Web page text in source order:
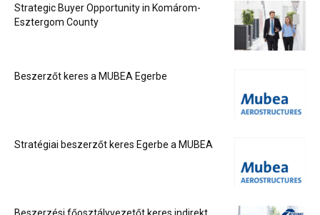
Strategic Buyer Opportunity in Komárom-
Esztergom County
Beszerzőt keres a MUBEA Egerbe
Stratégiai beszerzőt keres Egerbe a MUBEA
Beszerzési főosztályvezetőt keres indirekt